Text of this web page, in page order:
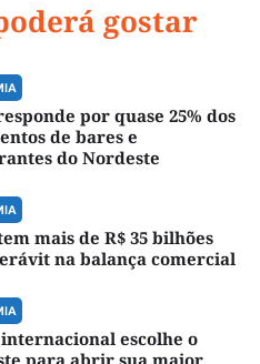
gostar
por quase 25% dos
de bares e
do Nordeste
mais de R$ 35 bilhões
na balança comercial
escolhe o